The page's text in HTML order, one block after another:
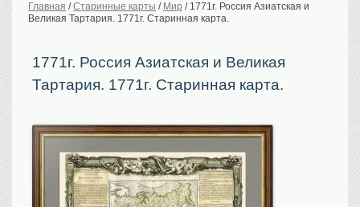
История Российской империи. Обычаи
Предметы VIP
Портреты царской семьи
Москва
Санкт-Петербург
Российская империя
Прочие
Главная /Старинные карты / Мир / 1771г. Россия Азиатская и
Великая Тартария. 1771г. Старинная карта.
1771г. Россия Азиатская и Великая
Тартария. 1771г. Старинная карта.